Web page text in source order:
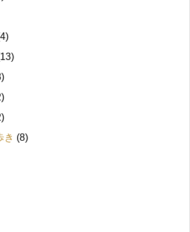
き (8)